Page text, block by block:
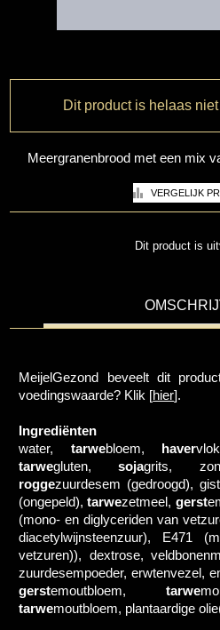
Dit product is helaas
Meergranenbrood met een mix
Dit product is
MeijelGezond beveelt dit
voedingswaarde? Klik [hier].
Ingrediënten
water, tarwebloem, haver
tarwegluten,sojagrits,
roggezuurdesem (gedroogd),
(ongepeld),tarwezetmeel, gerst
(mono- en diglyceriden van
diacetylwijnsteenzuur), E471
vetzuren)), dextrose,
zuurdesempoeder, erwtenvezel,
gerstemoutbloem, tarwe
tarwemoutbloem, plantaardige